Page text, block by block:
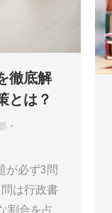
徹底解
とは？
が必ず3問
は行政書
割合を占